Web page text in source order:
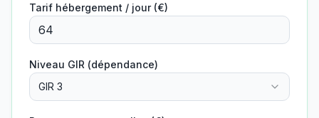
Tarif hébergement / jour (€)
Niveau GIR (dépendance)
GIR 3